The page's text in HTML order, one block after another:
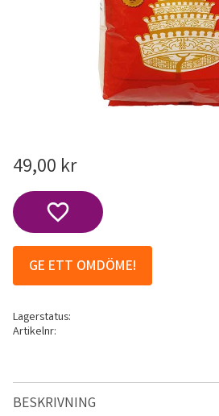
49,00 kr
Lägg till i favoriter
Lagerstatus
Artikelnr
GE ETT OMDÖME!
BESKRIVNING